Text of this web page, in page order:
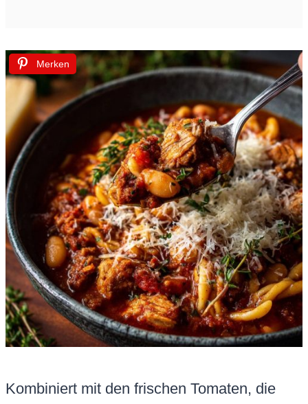
Merken
Kombiniert mit den frischen Tomaten, die